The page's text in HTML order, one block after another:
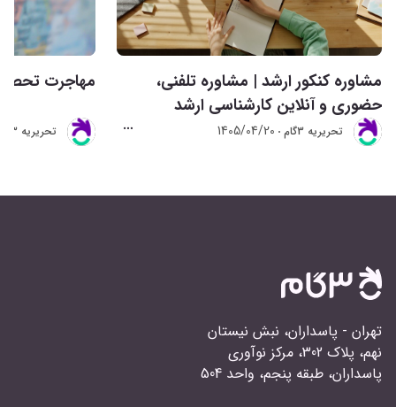
مشاوره کنکور ارشد | مشاوره تلفنی،
حضوری و آنلاین کارشناسی ارشد
تحريريه 3گام 1405/04/20
مهاجرت
تحريريه 3گام
تهران - پاسداران، نبش نیستان
نهم، پلاک 302، مرکز نوآوری
پاسداران، طبقه پنجم، واحد 504